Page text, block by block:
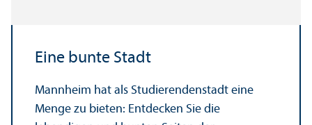
Eine bunte Stadt
Mannheim hat als Studierenden­stadt eine
Menge zu bieten: Entdecken Sie die